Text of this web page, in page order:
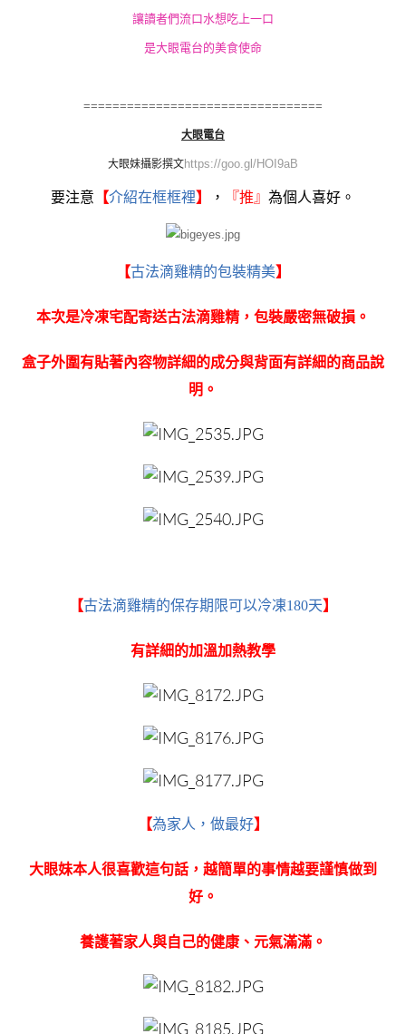
讓讀者們流口水想吃上一口
是大眼電台的美食使命
=================================
大眼電台
大眼妹攝影撰文https://goo.gl/HOI9aB
要注意 【介紹在框框裡】 ， 『推』 為個人喜好。
【古法滴雞精的包裝精美】
本次是冷凍宅配寄送古法滴雞精，包裝嚴密無破損。
盒子外圍有貼著內容物詳細的成分與背面有詳細的商品說
明。
【古法滴雞精的保存期限可以冷凍180天】
有詳細的加溫加熱教學
【為家人，做最好】
大眼妹本人很喜歡這句話，越簡單的事情越要謹慎做到
好。
養護著家人與自己的健康、元氣滿滿。